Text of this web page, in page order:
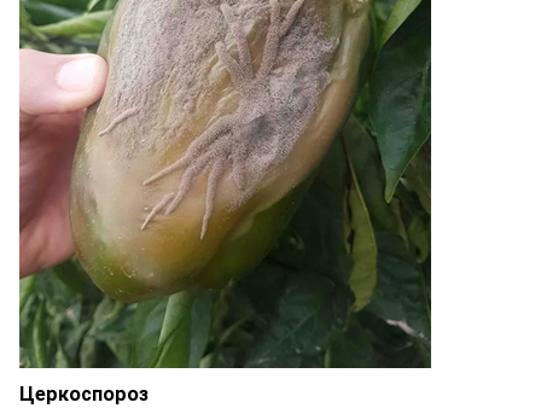
Церкоспороз